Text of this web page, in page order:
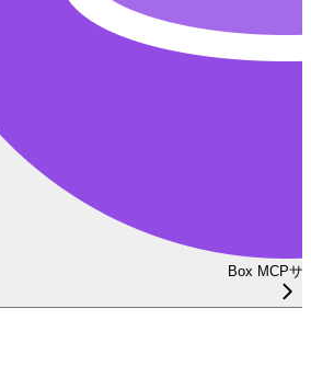
Box MCPサ